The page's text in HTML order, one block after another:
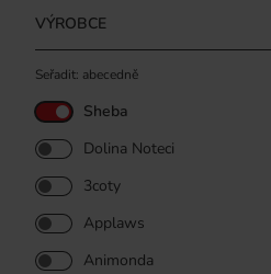
VÝROBCE
Seřadit: abecedně
Sheba
Dolina Noteci
3coty
Applaws
Animonda